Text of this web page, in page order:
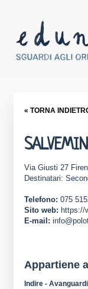
« TORNA
Via Giusti 27
Destinatari:
Telefono: 075
Sito web: https://
E-mail:
Appartiene
Indire -